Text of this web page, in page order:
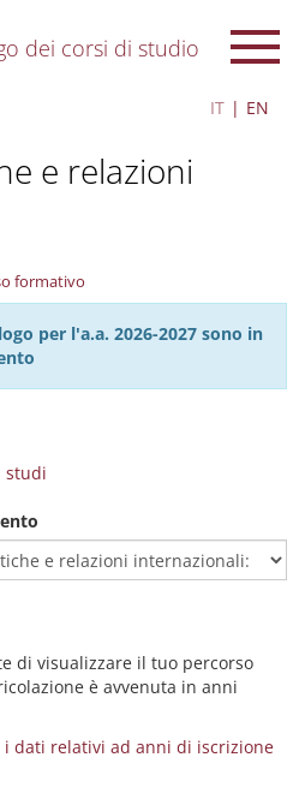
dei corsi di studio
IT EN
e relazioni
formativo
per l'a.a. 2026-2027 sono in
studi
di visualizzare il tuo percorso
è avvenuta in anni
dati relativi ad anni di iscrizione